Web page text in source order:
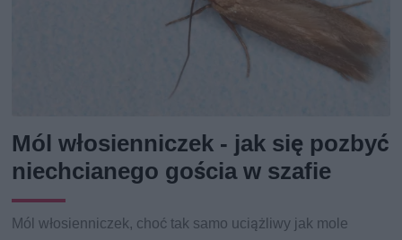
Mól włosienniczek - jak się pozbyć
niechcianego gościa w szafie
Mól włosienniczek, choć tak samo uciążliwy jak mole